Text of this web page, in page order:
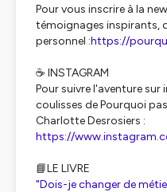
Pour vous inscrire à la
témoignages inspirants,
personnel :https://
☕ INSTAGRAM
Pour suivre l'aventure
coulisses de Pourquoi
Charlotte Desrosiers :
https://
📘LE LIVRE
"Dois-je changer de